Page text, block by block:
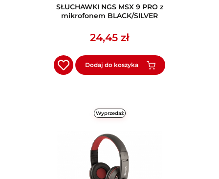
SŁUCHAWKI NGS MSX 9 PRO z
mikrofonem BLACK/SILVER
24,45 zł
Dodaj do koszyka
Wyprzedaż